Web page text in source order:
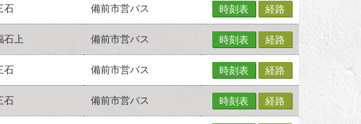
石 備前市営バス 時刻表 経路
石上 備前市営バス 時刻表 経路
石 備前市営バス 時刻表 経路
石 備前市営バス 時刻表 経路